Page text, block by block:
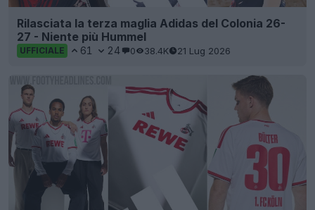
Rilasciata la terza maglia Adidas del Colonia 26-
27 - Niente più Hummel
UFFICIALE 61 24 0 38.4K 21 Lug 2026